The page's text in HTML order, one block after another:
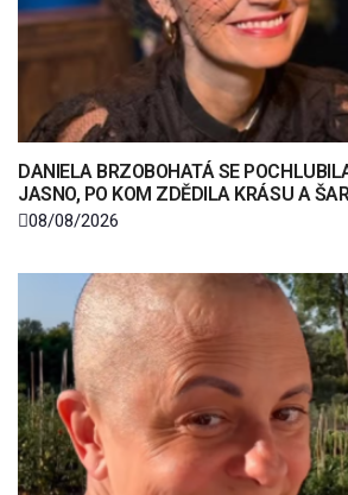
DANIELA BRZOBOHATÁ SE
JASNO, PO KOM ZDĚDILA KRÁSU A
08/08/2026